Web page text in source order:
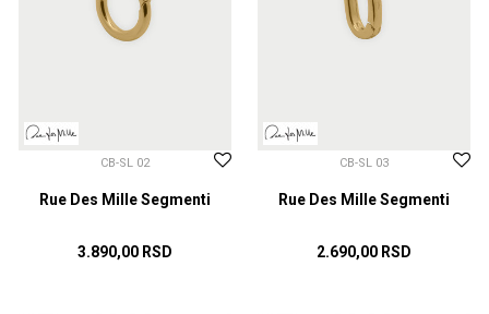
CB-SL 02
Rue Des Mille Segmenti
3.890,00 RSD
CB-SL 03
Rue Des Mille Segmenti
2.690,00 RSD